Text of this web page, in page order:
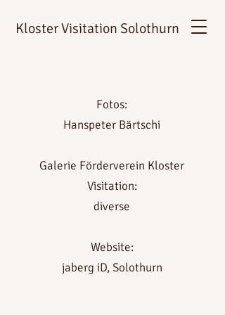
Kloster Visitation Solothurn
Fotos:
Hanspeter Bärtschi
Galerie Förderverein Kloster
Visitation:
diverse
Website:
jaberg iD, Solothurn